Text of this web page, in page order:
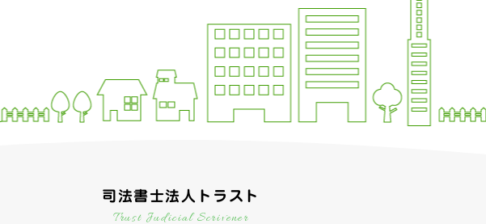
司法書士法人トラスト
Trust Judicial Scrivener